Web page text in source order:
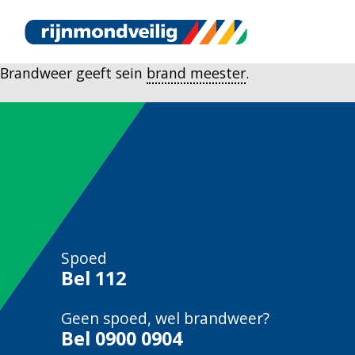
Brandweer geeft sein brand meester.
Spoed
Bel 112
Geen spoed, wel brandweer?
Bel 0900 0904